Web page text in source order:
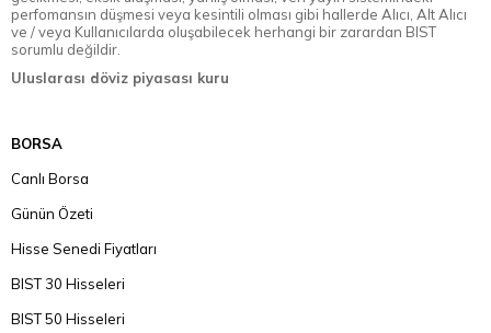
perfomansın düşmesi veya kesintili olması gibi hallerde Alıcı, Alt Alıcı
ve / veya Kullanıcılarda oluşabilecek herhangi bir zarardan BIST
sorumlu değildir.
Uluslarası döviz piyasası kuru
BORSA
Canlı Borsa
Günün Özeti
Hisse Senedi Fiyatları
BIST 30 Hisseleri
BIST 50 Hisseleri